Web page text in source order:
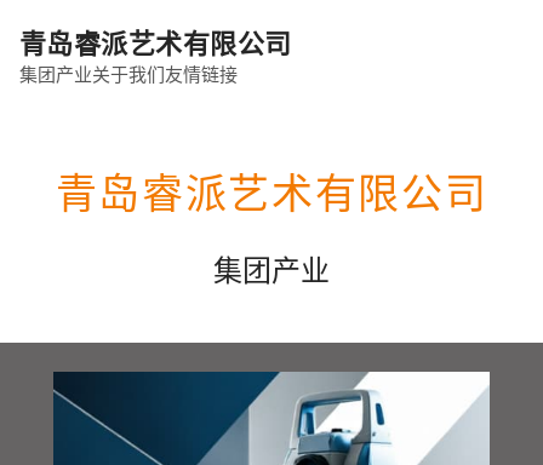
青岛睿派艺术有限公司
集团产业关于我们友情链接
青岛睿派艺术有限公司
集团产业